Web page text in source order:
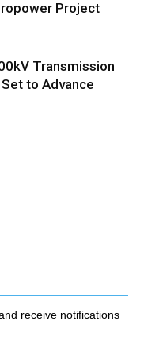
Project
Transmission
to Advance
receive notifications